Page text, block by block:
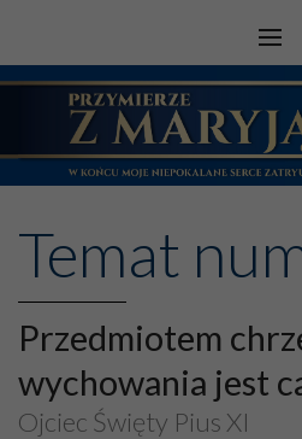
Temat
Przedmiotem
wychowania jest
Ojciec Święty Pius XI